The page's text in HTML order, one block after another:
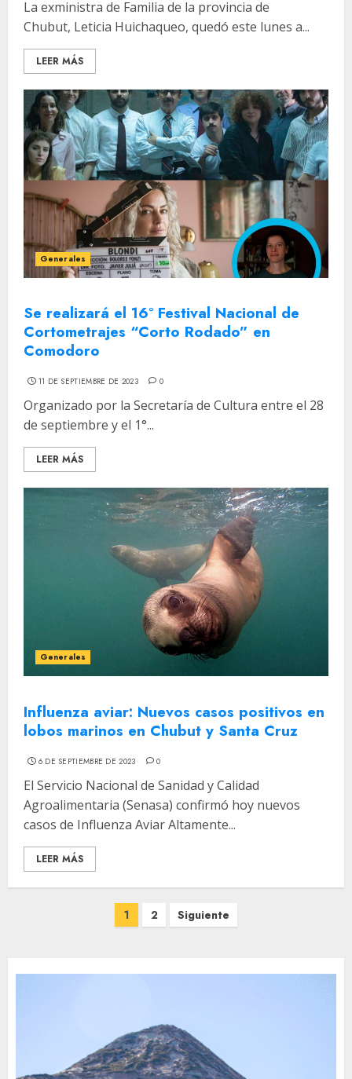
La exministra de Familia de la provincia de
Chubut, Leticia Huichaqueo, quedó este lunes a...
LEER MÁS
Generales
Se realizará el 16° Festival Nacional de
Cortometrajes “Corto Rodado” en
Comodoro
11 DE SEPTIEMBRE DE 2023 0
Organizado por la Secretaría de Cultura entre el 28
de septiembre y el 1°...
LEER MÁS
Generales
Influenza aviar: Nuevos casos positivos en
lobos marinos en Chubut y Santa Cruz
6 DE SEPTIEMBRE DE 2023 0
El Servicio Nacional de Sanidad y Calidad
Agroalimentaria (Senasa) confirmó hoy nuevos
casos de Influenza Aviar Altamente...
LEER MÁS
1 2 Siguiente